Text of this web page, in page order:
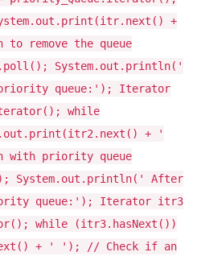
+
remove the queue
System.out.println('
queue:'); Iterator
while
+ '
with priority queue
System.out.println(' After
queue:'); Iterator itr3
while (itr3.hasNext())
+ ' '); // Check if an